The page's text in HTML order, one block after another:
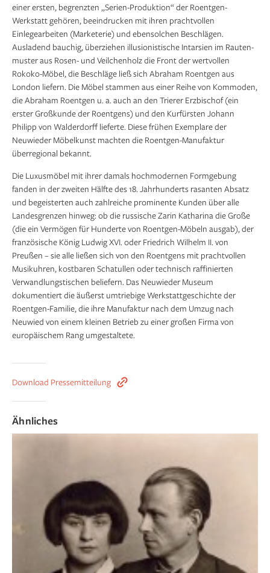
einer ersten, begrenzten „Serien-Produktion“ der Roentgen-
Werkstatt gehören, beeindrucken mit ihren prachtvollen
Einlegearbeiten (Marketerie) und ebensolchen Beschlägen.
Ausladend bauchig, überziehen illusionistische Intarsien im Rauten­
muster aus Rosen- und Veilchenholz die Front der wertvollen
Rokoko-Möbel, die Beschläge ließ sich Abraham Roentgen aus
London liefern. Die Möbel stammen aus einer Reihe von Kommoden,
die Abraham Roentgen u. a. auch an den Trierer Erz­bischof (ein
erster Großkunde der Roentgens) und den Kurfürsten Johann
Philipp von Walderdorff lieferte. Diese frühen Exemplare der
Neuwieder Möbel­kunst machten die Roentgen-Manufaktur
überregional bekannt.
Die Luxusmöbel mit ihrer damals hochmodernen Formgebung
fanden in der zweiten Hälfte des 18. Jahrhunderts rasanten Absatz
und begeisterten auch zahlreiche prominente Kunden über alle
Landesgrenzen hinweg: ob die russische Zarin Katharina die Große
(die ein Vermögen für Hunderte von Roentgen-Möbeln ausgab), der
französische König Ludwig XVI. oder Friedrich Wilhelm II. von
Preußen – sie alle ließen sich von den Roentgens mit prachtvollen
Musikuhren, kostbaren Schatullen oder technisch raffinierten
Verwandlungstischen beliefern. Das Neuwieder Museum
dokumentiert die äußerst umtriebige Werkstattgeschichte der
Roentgen-Familie, die ihre Manufaktur nach dem Umzug nach
Neuwied von einem kleinen Betrieb zu einer großen Firma von
europäischem Rang umgestaltete.
Download Pressemitteilung
Ähnliches